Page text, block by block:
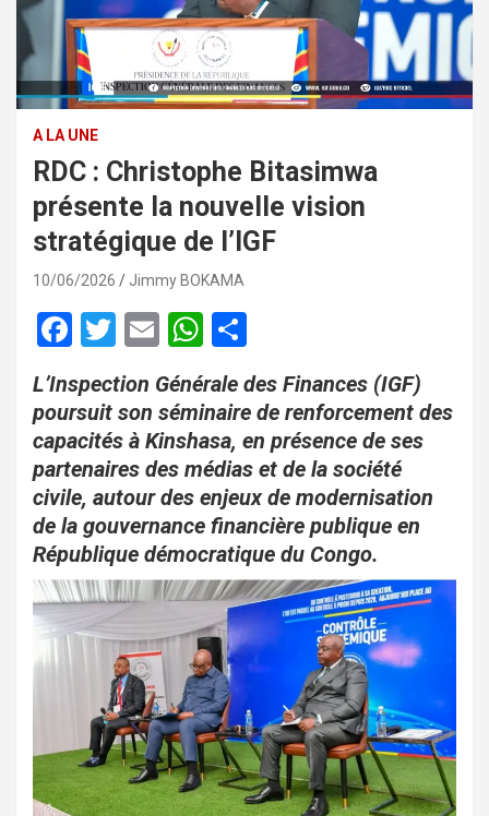
A LA UNE
RDC : Christophe Bitasimwa
présente la nouvelle vision
stratégique de l’IGF
10/06/2026 Jimmy BOKAMA
F
ce
b
o
o
k
T
wi
tt
er
E
m
ail
W
at
s
A
p
p
ar
ta
g
er
L’Inspection Générale des Finances (IGF)
poursuit son séminaire de renforcement des
capacités à Kinshasa, en présence de ses
partenaires des médias et de la société
civile, autour des enjeux de modernisation
de la gouvernance financière publique en
République démocratique du Congo.